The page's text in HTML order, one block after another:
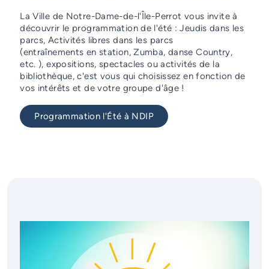
La Ville de Notre-Dame-de-l'Île-Perrot vous invite à
découvrir le programmation de l'été : Jeudis dans les
parcs, Activités libres dans les parcs
(entraînements en station, Zumba, danse Country,
etc. ), expositions, spectacles ou activités de la
bibliothèque, c'est vous qui choisissez en fonction de
vos intérêts et de votre groupe d'âge !
Programmation l'Été à NDIP